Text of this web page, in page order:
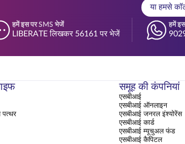
या हमसे
हमें इस पर SMS भेजें
LIBERATE लिखकर 56161 पर भेजें
हमें
पत्थर
समूह की कंपनियां
एसबीआई
एसबीआई ऑनलाइन
एसबीआई जनरल इंश्योरेंस
एसबीआई कार्ड
एसबीआई म्यूचुअल फंड
एसबीआई कैपिटल